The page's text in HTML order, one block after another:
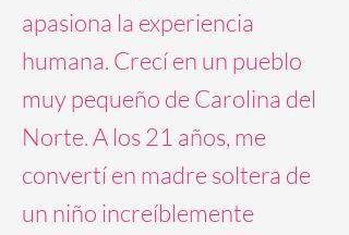
apasiona la experiencia
humana. Crecí en un pueblo
muy pequeño de Carolina del
Norte. A los 21 años, me
convertí en madre soltera de
un niño increíblemente